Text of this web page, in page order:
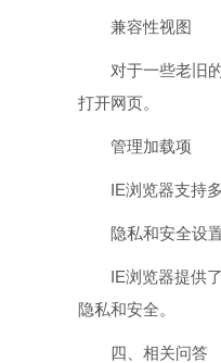
兼容性视图
对于一些老旧的
打开网页。
管理加载项
IE浏览器支持多
隐私和安全设
IE浏览器提供了
隐私和安全。
四、相关问答